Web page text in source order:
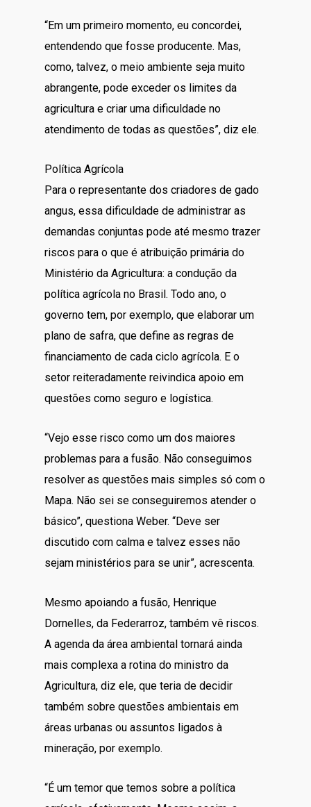
“Em um primeiro momento, eu concordei,
entendendo que fosse producente. Mas,
como, talvez, o meio ambiente seja muito
abrangente, pode exceder os limites da
agricultura e criar uma dificuldade no
atendimento de todas as questões”, diz ele.
Política Agrícola
Para o representante dos criadores de gado
angus, essa dificuldade de administrar as
demandas conjuntas pode até mesmo trazer
riscos para o que é atribuição primária do
Ministério da Agricultura: a condução da
política agrícola no Brasil. Todo ano, o
governo tem, por exemplo, que elaborar um
plano de safra, que define as regras de
financiamento de cada ciclo agrícola. E o
setor reiteradamente reivindica apoio em
questões como seguro e logística.
“Vejo esse risco como um dos maiores
problemas para a fusão. Não conseguimos
resolver as questões mais simples só com o
Mapa. Não sei se conseguiremos atender o
básico”, questiona Weber. “Deve ser
discutido com calma e talvez esses não
sejam ministérios para se unir”, acrescenta.
Mesmo apoiando a fusão, Henrique
Dornelles, da Federarroz, também vê riscos.
A agenda da área ambiental tornará ainda
mais complexa a rotina do ministro da
Agricultura, diz ele, que teria de decidir
também sobre questões ambientais em
áreas urbanas ou assuntos ligados à
mineração, por exemplo.
“É um temor que temos sobre a política